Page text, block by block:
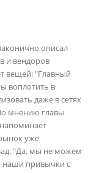
описал
и вендоров
вещей: "Главный
воплотить в
даже в сетях
мнению главы
уже
"Да, мы не можем
наши привычки с